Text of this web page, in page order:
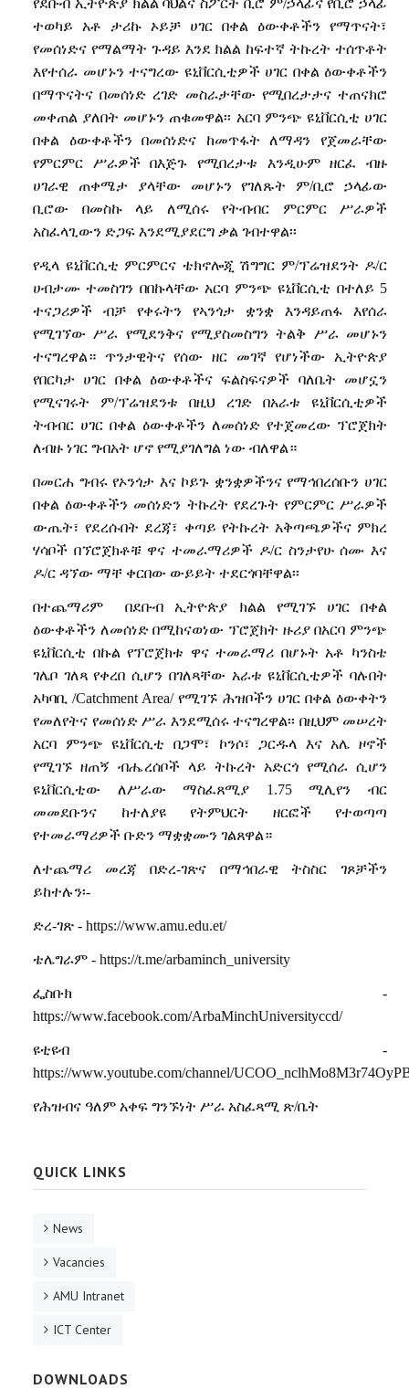
ተወካይ
አቶ ታሪኩ ኦይቻ ሀገር በቀል ዕውቀቶችን የማጥናት፣
የመሰነድና የማልማት ጉዳይ እንደ ክልል ከፍተኛ ትኩረት ተሰጥቶት
እየተሰራ መሆኑን ተናግረው ዩኒቨርሲቲዎች ሀገር በቀል ዕውቀቶችን
በማጥናትና በመሰነድ ረገድ መስራታቸው የሚበረታታና ተጠናክሮ
መቀጠል ያለበት መሆኑን ጠቁመዋል፡፡ አርባ ምንጭ ዩኒቨርሲቲ ሀገር
በቀል
ዕውቀቶችን በመሰነድና ከመጥፋት ለማዳን
የጀመራቸው
የምርምር
ሥራዎች በእጅጉ የሚበረታቱ እንዲሁም ዘርፈ
ብዙ
ሀገራዊ
ጠቀሜታ ያላቸው መሆኑን የገለጹት ም/ቢሮ
ኃላፊው
ቢሮው
በመስኩ ላይ ለሚሰሩ የትብብር ምርምር
ሥራዎች
አስፈላጊውን ድጋፍ እንደሚያደርግ ቃል ገብተዋል፡፡
የዲላ ዩኒቨርሲቲ ምርምርና ቴክኖሎጂ ሽግግር ም/ፕሬዝደንት ዶ/ር
ሀብታሙ ተመስገን በበኩላቸው አርባ ምንጭ ዩኒቨርሲቲ በተለይ 5
ተናጋሪዎች
ብቻ የቀሩትን የኣንጎታ ቋንቋ እንዳይጠፋ
እየሰራ
የሚገኘው ሥራ የሚደንቅና የሚያስመስግን ትልቅ ሥራ መሆኑን
ተናግረዋል። ጥንታዊትና የሰው ዘር መገኛ የሆነችው
ኢትዮጵያ
የበርካታ
ሀገር በቀል ዕውቀቶችና ፍልስፍናዎች ባለቤት
መሆኗን
የሚናገሩት
ም/ፕሬዝደንቱ በዚህ ረገድ በአራቱ
ዩኒቨርሲቲዎች
ትብብር ሀገር በቀል ዕውቀቶችን ለመሰነድ የተጀመረው ፕሮጀክት
ለብዙ ነገር ግብአት ሆኖ የሚያገለግል ነው ብለዋል።
በመርሐ ግብሩ የኦንጎታ እናኮይጉ ቋንቋዎችንና የማኅበረሰቡን ሀገር
በቀል ዕውቀቶችን መሰነድን ትኩረት የደረጉት የምርምር ሥራዎች
ውጤት፣ የደረሱበት ደረጃ፣ ቀጣይ የትኩረት አቅጣጫዎችና ምክረ
ሃሳቦች በኘሮጀክቶቹ ዋና ተመራማሪዎች ዶ/ር ስንታየሁ ሰሙ እና
ዶ/ር ዳኘው ማቸ ቀርበው ውይይት ተደርጎባቸዋል፡፡
በተጨማሪም በደቡብ ኢትዮጵያ ክልል የሚገኙ ሀገር
በቀል
ዕውቀቶችን ለመሰነድ በሚከናወነው ፕሮጀክት ዙሪያ በአርባ ምንጭ
ዩኒቨርሲቲ በኩል የፕሮጀክቱ ዋና ተመራማሪ በሆኑት አቶ ካንስቴ
ገሌቦ ገለጻ የቀረበ ሲሆን በገለጻቸው አራቱ ዩኒቨርሲቲዎች ባሉበት
አካባቢ /Catchment Area/የሚገኙ ሕዝቦችን ሀገር በቀል ዕውቀትን
የመለየትና የመሰነድ ሥራ እንደሚሰሩ ተናግረዋል፡፡ በዚህም መሠረት
አርባ
ምንጭ ዩኒቨርሲቲ በጋሞ፣ ኮንሶ፣ ጋርዱላ እና አሌ ዞኖች
የሚገኙ ዘጠኝ ብሔረሰቦች ላይ ትኩረት አድርጎ የሚሰራ ሲሆን
ዩኒቨርሲቲው
ለሥራው ማስፈጸሚያ 1.75ሚሊየን
ብር
መመደቡንና
ከተለያዩ የትምህርት ዘርፎች
የተወጣጣ
የተመራማሪዎች ቡድን ማቋቋሙን ገልጸዋል።
ለተጨማሪ መረጃ በድረ-ገጽና በማኅበራዊ ትስስር
ገጾቻችን
ይከተሉን፡-
ድረ-ገጽ - https://www.amu.edu.et/
ቴሌግራም - https://t.me/arbaminch_university
ፌስቡክ -
https://www.facebook.com/ArbaMinchUniversityccd/
ዩቲዩብ -
https://www.youtube.com/channel/
የሕዝብና ዓለም አቀፍ ግንኙነት ሥራ አስፈጻሚ ጽ/ቤት
QUICK LINKS
News
Vacancies
AMU Intranet
ICT Center
DOWNLOADS